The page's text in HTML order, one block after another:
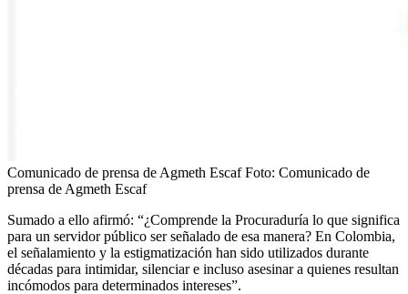
Comunicado de prensa de Agmeth EscafFoto: Comunicado de
prensa de Agmeth Escaf
Sumado a ello afirmó: “¿Comprende la Procuraduría lo que significa
para un servidor público ser señalado de esa manera? En Colombia,
el señalamiento y la estigmatización han sido utilizados durante
décadas para intimidar, silenciar e incluso asesinar a quienes resultan
incómodos para determinados intereses”.